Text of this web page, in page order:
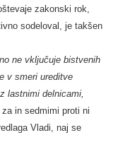
zakonski rok,
sodeloval, je takšen
ne vključuje bistvenih
v smeri ureditve
lastnimi delnicami,
in sedmimi proti ni
Vladi, naj se